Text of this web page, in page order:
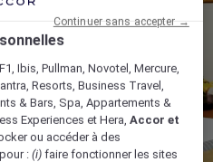
Ibis, Pullman, Novotel, Mercure,
Resorts, Business Travel,
& Bars, Spa, Appartements &
Experiences et Hera,Accor et
ou accéder à des
:(i) faire fonctionner les sites
Continuer sans accepter →